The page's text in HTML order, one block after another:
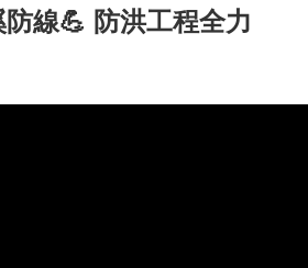
線💪 防洪工程全力